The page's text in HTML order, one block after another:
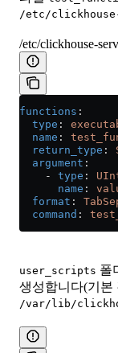
/etc/
/etc/clickhouse-
functions :
  type
:
  name
:
  return_type
:
  argument
:
    -
type :
      name
:
  format
:
  command
:
user_scripts 폴
생성합니다(기본
/var/lib/